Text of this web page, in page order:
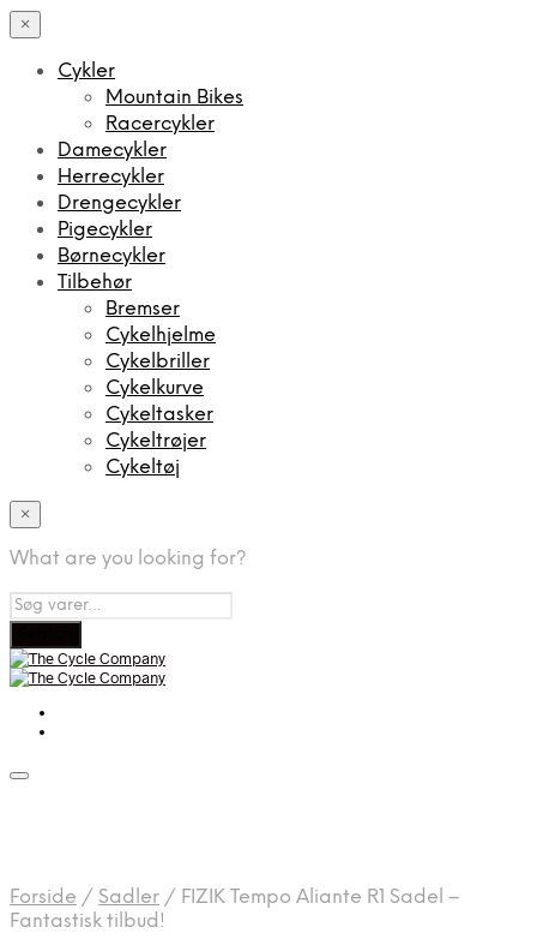
×
Cykler
Mountain Bikes
Racercykler
Damecykler
Herrecykler
Drengecykler
Pigecykler
Børnecykler
Tilbehør
Bremser
Cykelhjelme
Cykelbriller
Cykelkurve
Cykeltasker
Cykeltrøjer
Cykeltøj
×
What are you looking for?
Forside / Sadler / FIZIK Tempo Aliante R1 Sadel –
Fantastisk tilbud!